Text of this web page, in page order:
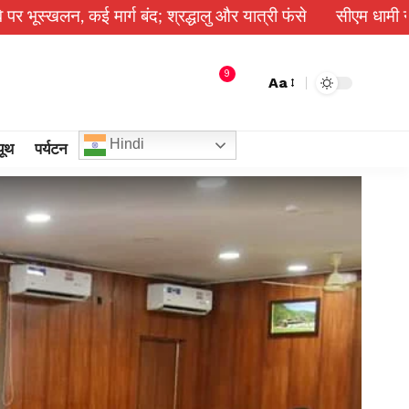
बंद; श्रद्धालु और यात्री फंसे सीएम धामी ने दिए हाई अलर्ट के
9
Aa
पर्यटन Hindi